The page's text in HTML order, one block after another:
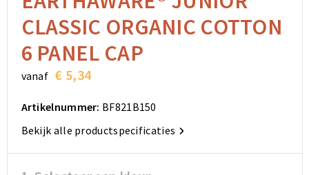
Aanstekers
Snoepgoed
Sinterklaas
Autotassen
Matrozentassen
Schoudertassen
Rugzakken
Autotassen
Matrozentassen
Schoudertassen
Rugzakken
CLASSIC ORGANIC COTTON
6 PANEL CAP
vanaf € 5,34
Artikelnummer: BF821B150
Bekijk alle productspecificaties